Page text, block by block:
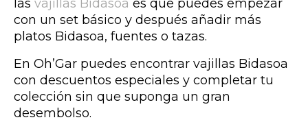
las vajillas Bidasoa es que puedes empezar
con un set básico y después añadir más
platos Bidasoa, fuentes o tazas.
En Oh’Gar puedes encontrar vajillas Bidasoa
con descuentos especiales y completar tu
colección sin que suponga un gran
desembolso.